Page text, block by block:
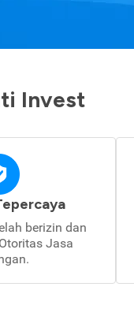
Invest
berizin dan
Jasa